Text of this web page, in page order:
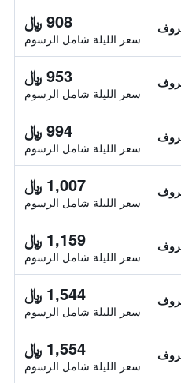
908 ﷼
سعر الليلة شامل الرسوم
953 ﷼
سعر الليلة شامل الرسوم
994 ﷼
سعر الليلة شامل الرسوم
1,007 ﷼
سعر الليلة شامل الرسوم
1,159 ﷼
سعر الليلة شامل الرسوم
1,544 ﷼
سعر الليلة شامل الرسوم
1,554 ﷼
سعر الليلة شامل الرسوم